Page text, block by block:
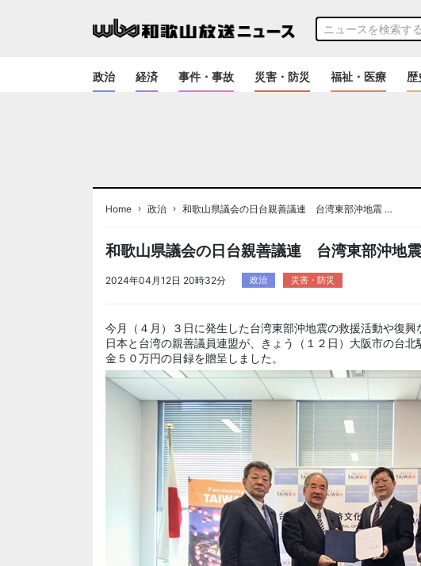
政治 経済 事件・事故 災害・防災 福祉・医療 歴
Home › 政治 › 和歌山県議会の日台親善議連 台湾東部沖地震 …
和歌山県議会の日台親善議連 台湾東部沖地
2024年04月12日 20時32分 政治 災害・防災
今月（４月）３日に発生した台湾東部沖地震の救援活動や復
日本と台湾の親善議員連盟が、きょう（１２日）大阪市の台北
金５０万円の目録を贈呈しました。